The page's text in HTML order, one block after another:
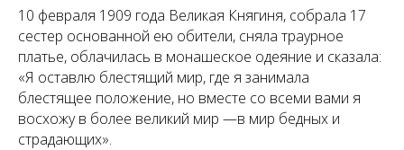
10 февраля 1909 года Великая Княгиня, собрала 17
сестер основанной ею обители, сняла траурное
платье, облачилась в монашеское одеяние и сказала:
«Я оставлю блестящий мир, где я занимала
блестящее положение, но вместе со всеми вами я
восхожу в более великий мир —в мир бедных и
страдающих».